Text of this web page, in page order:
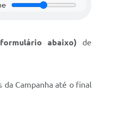
abaixo) de
da Campanha até o final